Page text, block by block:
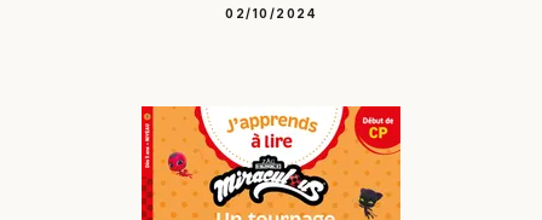
02/10/2024